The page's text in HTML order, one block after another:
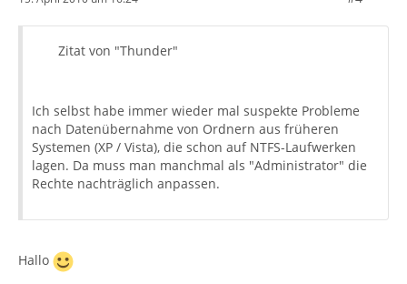
Zitat von "Thunder"
Ich selbst habe immer wieder mal suspekte Probleme
nach Datenübernahme von Ordnern aus früheren
Systemen (XP / Vista), die schon auf NTFS-Laufwerken
lagen. Da muss man manchmal als "Administrator" die
Rechte nachträglich anpassen.
Hallo